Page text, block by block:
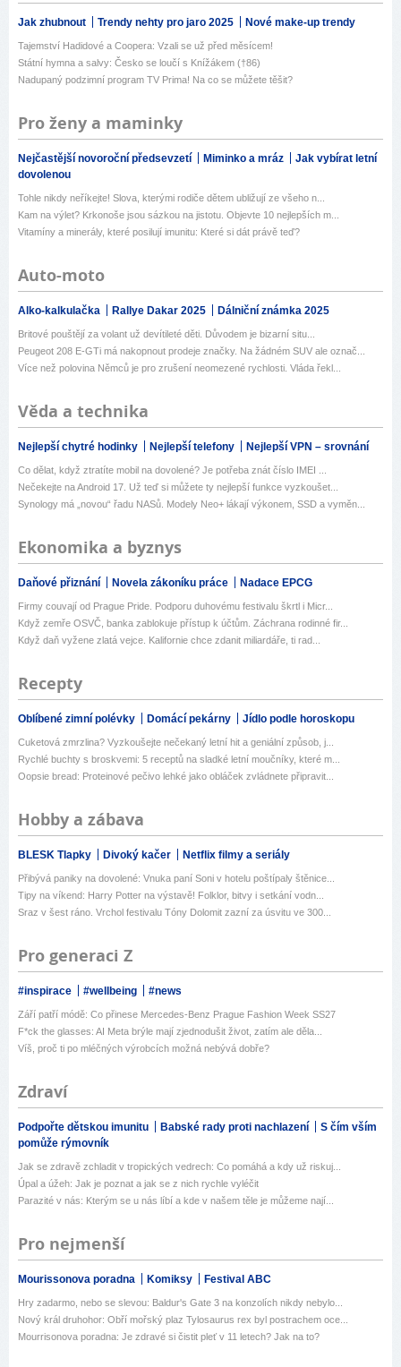
Jak zhubnout Trendy nehty pro jaro 2025 Nové make-up trendy
Tajemství Hadidové a Coopera: Vzali se už před měsícem!
Státní hymna a salvy: Česko se loučí s Knížákem (†86)
Nadupaný podzimní program TV Prima! Na co se můžete těšit?
Pro ženy a maminky
Nejčastější novoroční předsevzetí Miminko a mráz
Jak vybírat letní
dovolenou
Tohle nikdy neříkejte! Slova, kterými rodiče dětem ubližují ze všeho n...
Kam na výlet? Krkonoše jsou sázkou na jistotu. Objevte 10 nejlepších m...
Vitamíny a minerály, které posilují imunitu: Které si dát právě teď?
Auto-moto
Alko-kalkulačka Rallye Dakar 2025 Dálniční známka 2025
Britové pouštějí za volant už devítileté děti. Důvodem je bizarní situ...
Peugeot 208 E-GTi má nakopnout prodeje značky. Na žádném SUV ale označ...
Více než polovina Němců je pro zrušení neomezené rychlosti. Vláda řekl...
Věda a technika
Nejlepší chytré hodinky Nejlepší telefony Nejlepší VPN – srovnání
Co dělat, když ztratíte mobil na dovolené? Je potřeba znát číslo IMEI ...
Nečekejte na Android 17. Už teď si můžete ty nejlepší funkce vyzkoušet...
Synology má „novou“ řadu NASů. Modely Neo+ lákají výkonem, SSD a vyměn...
Ekonomika a byznys
Daňové přiznání Novela zákoníku práce Nadace EPCG
Firmy couvají od Prague Pride. Podporu duhovému festivalu škrtl i Micr...
Když zemře OSVČ, banka zablokuje přístup k účtům. Záchrana rodinné fir...
Když daň vyžene zlatá vejce. Kalifornie chce zdanit miliardáře, ti rad...
Recepty
Oblíbené zimní polévky Domácí pekárny Jídlo podle horoskopu
Cuketová zmrzlina? Vyzkoušejte nečekaný letní hit a geniální způsob, j...
Rychlé buchty s broskvemi: 5 receptů na sladké letní moučníky, které m...
Oopsie bread: Proteinové pečivo lehké jako obláček zvládnete připravit...
Hobby a zábava
BLESK Tlapky Divoký kačer Netflix filmy a seriály
Přibývá paniky na dovolené: Vnuka paní Soni v hotelu poštípaly štěnice...
Tipy na víkend: Harry Potter na výstavě! Folklor, bitvy i setkání vodn...
Sraz v šest ráno. Vrchol festivalu Tóny Dolomit zazní za úsvitu ve 300...
Pro generaci Z
#inspirace #wellbeing #news
Září patří módě: Co přinese Mercedes-Benz Prague Fashion Week SS27
F*ck the glasses: AI Meta brýle mají zjednodušit život, zatím ale děla...
Víš, proč ti po mléčných výrobcích možná nebývá dobře?
Zdraví
Podpořte dětskou imunitu Babské rady proti nachlazení
S čím vším
pomůže rýmovník
Jak se zdravě zchladit v tropických vedrech: Co pomáhá a kdy už riskuj...
Úpal a úžeh: Jak je poznat a jak se z nich rychle vyléčit
Parazité v nás: Kterým se u nás líbí a kde v našem těle je můžeme nají...
Pro nejmenší
Mourissonova poradna Komiksy Festival ABC
Hry zadarmo, nebo se slevou: Baldur's Gate 3 na konzolích nikdy nebylo...
Nový král druhohor: Obří mořský plaz Tylosaurus rex byl postrachem oce...
Mourrisonova poradna: Je zdravé si čistit pleť v 11 letech? Jak na to?